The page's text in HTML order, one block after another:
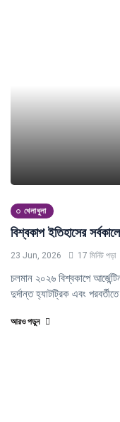
খেলাধুলা
বিশ্বকাপ ইতিহাসের
23 Jun, 2026 17 মিনিট পড়া
চলমান ২০২৬ বিশ্বকাপে
দুর্দান্ত হ্যাটট্রিক এবং
আরও পড়ুন